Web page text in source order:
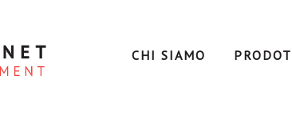
CHI SIAMO